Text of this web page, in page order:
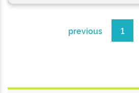
previous 1